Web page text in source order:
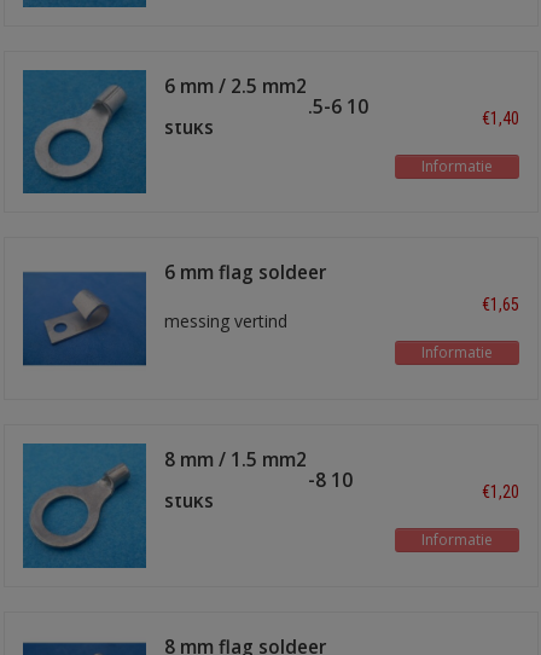
6 mm / 2.5 mm2
soldeeroog TI-2.5-6 10
stuks
€1,40
Informatie
6 mm flag soldeer
messing vertind
€1,65
Informatie
8 mm / 1.5 mm2
soldeeroog TI-1-8 10
stuks
€1,20
Informatie
8 mm flag soldeer